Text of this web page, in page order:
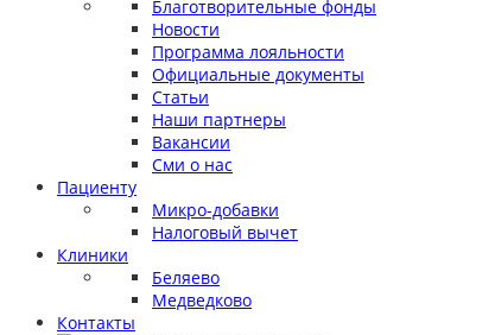
Благотворительные фонды
Новости
Программа лояльности
Официальные документы
Статьи
Наши партнеры
Вакансии
Сми о нас
Пациенту
Микро-добавки
Налоговый вычет
Клиники
Беляево
Медведково
Контакты